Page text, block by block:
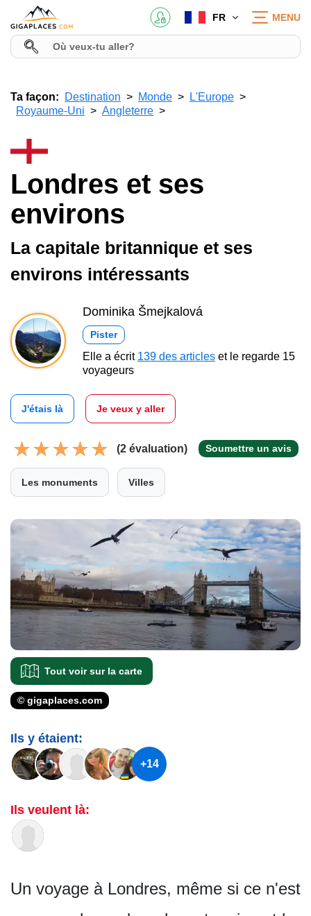
FR MENU
Ta façon: Destination Monde
L'Europe
Royaume-Uni
Angleterre
Londres et ses
environs
La capitale britannique et ses
environs intéressants
Dominika Šmejkalová
Pister
Elle a écrit 139 des articles et le regarde 15
voyageurs
J'étais là Je veux y aller
(2 évaluation) Soumettre un avis
Les monuments Villes
Tout voir sur la carte
© gigaplaces.com
Ils y étaient:
+14
Ils veulent là:
Un voyage à Londres, même si ce n'est